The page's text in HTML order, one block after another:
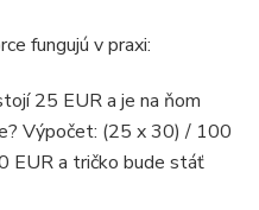
fungujú v praxi:
25 EUR a je na ňom
Výpočet: (25 x 30) / 100
EUR a tričko bude stáť